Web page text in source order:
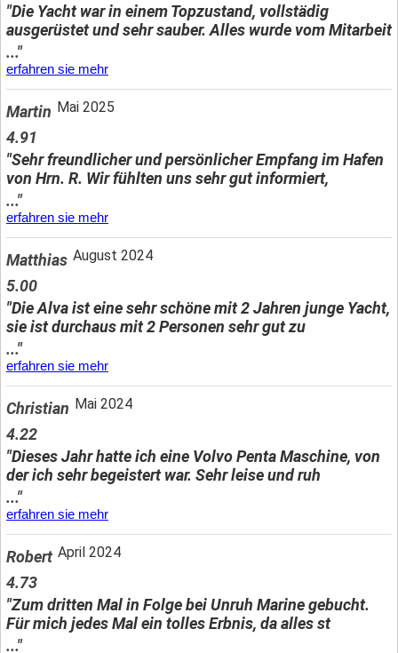
"Die Yacht war in einem Topzustand, vollstädig
ausgerüstet und sehr sauber. Alles wurde vom Mitarbeit
..."
erfahren sie mehr
Martin Mai 2025
4.91
"Sehr freundlicher und persönlicher Empfang im Hafen
von Hrn. R. Wir fühlten uns sehr gut informiert,
..."
erfahren sie mehr
Matthias August 2024
5.00
"Die Alva ist eine sehr schöne mit 2 Jahren junge Yacht,
sie ist durchaus mit 2 Personen sehr gut zu
..."
erfahren sie mehr
Christian Mai 2024
4.22
"Dieses Jahr hatte ich eine Volvo Penta Maschine, von
der ich sehr begeistert war. Sehr leise und ruh
..."
erfahren sie mehr
Robert April 2024
4.73
"Zum dritten Mal in Folge bei Unruh Marine gebucht.
Für mich jedes Mal ein tolles Erbnis, da alles st
..."